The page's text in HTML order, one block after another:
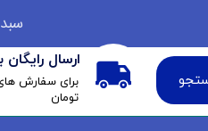
ارسال
تومان